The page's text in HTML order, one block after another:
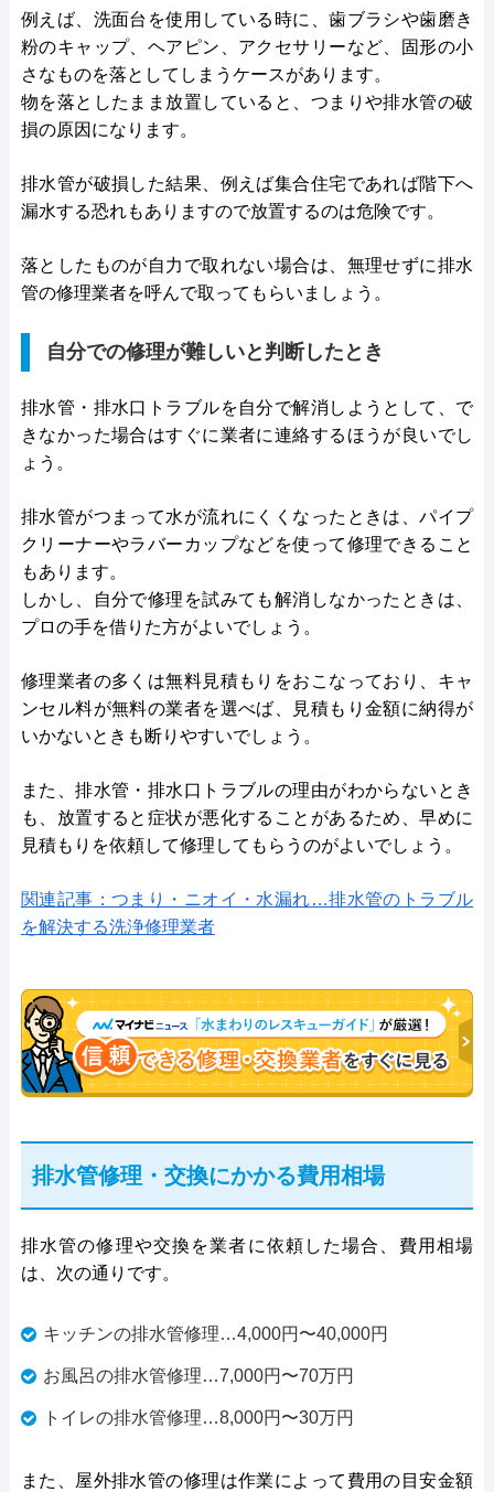
例えば、洗面台を使用している時に、歯ブラシや歯磨き
粉のキャップ、ヘアピン、アクセサリーなど、固形の小
さなものを落としてしまうケースがあります。
物を落としたまま放置していると、つまりや排水管の破
損の原因になります。
排水管が破損した結果、例えば集合住宅であれば階下へ
漏水する恐れもありますので放置するのは危険です。
落としたものが自力で取れない場合は、無理せずに排水
管の修理業者を呼んで取ってもらいましょう。
自分での修理が難しいと判断したとき
排水管・排水口トラブルを自分で解消しようとして、で
きなかった場合はすぐに業者に連絡するほうが良いでし
ょう。
排水管がつまって水が流れにくくなったときは、パイプ
クリーナーやラバーカップなどを使って修理できること
もあります。
しかし、自分で修理を試みても解消しなかったときは、
プロの手を借りた方がよいでしょう。
修理業者の多くは無料見積もりをおこなっており、キャ
ンセル料が無料の業者を選べば、見積もり金額に納得が
いかないときも断りやすいでしょう。
また、排水管・排水口トラブルの理由がわからないとき
も、放置すると症状が悪化することがあるため、早めに
見積もりを依頼して修理してもらうのがよいでしょう。
関連記事：つまり・ニオイ・水漏れ…排水管のトラブル
を解決する洗浄修理業者
排水管修理・交換にかかる費用相場
排水管の修理や交換を業者に依頼した場合、費用相場
は、次の通りです。
キッチンの排水管修理…4,000円〜40,000円
お風呂の排水管修理…7,000円〜70万円
トイレの排水管修理…8,000円〜30万円
また、屋外排水管の修理は作業によって費用の目安金額